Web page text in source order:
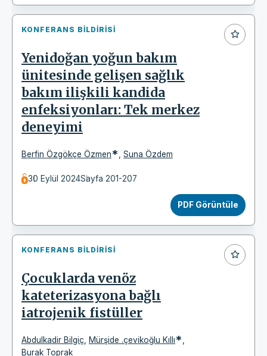
KONFERANS BILDIRISI
Yenidoğan yoğun bakım
ünitesinde gelişen sağlık
bakım ilişkili kandida
enfeksiyonları: Tek merkez
deneyimi
Berfin Özgökçe Özmen* Suna Özdem
30 Eylül 2024Sayfa 201-207
PDF Görüntüle
KONFERANS BILDIRISI
Çocuklarda venöz
kateterizasyona bağlı
iatrojenik fistüller
Abdulkadir Bilgiç Mürşide .çevikoğlu Kıllı*
Burak Toprak